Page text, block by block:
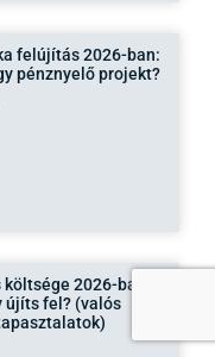
felújítás 2026-ban:
pénznyelő projekt?
2026-ban:
újíts fel? (valós